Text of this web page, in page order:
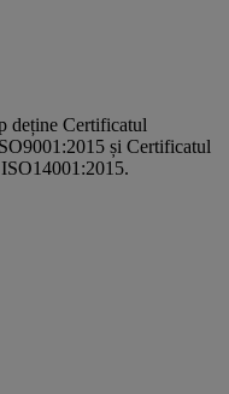
deține Certificatul
și Certificatul